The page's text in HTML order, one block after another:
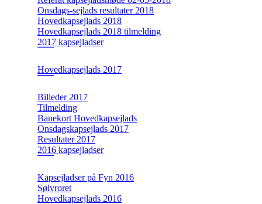
Onsdags-sejlads resultater 2018
Hovedkapsejlads 2018
Hovedkapsejlads 2018 tilmelding
2017 kapsejladser
Hovedkapsejlads 2017
Billeder 2017
Tilmelding
Banekort Hovedkapsejlads
Onsdagskapsejlads 2017
Resultater 2017
2016 kapsejladser
Kapsejladser på Fyn 2016
Sølvroret
Hovedkapsejlads 2016